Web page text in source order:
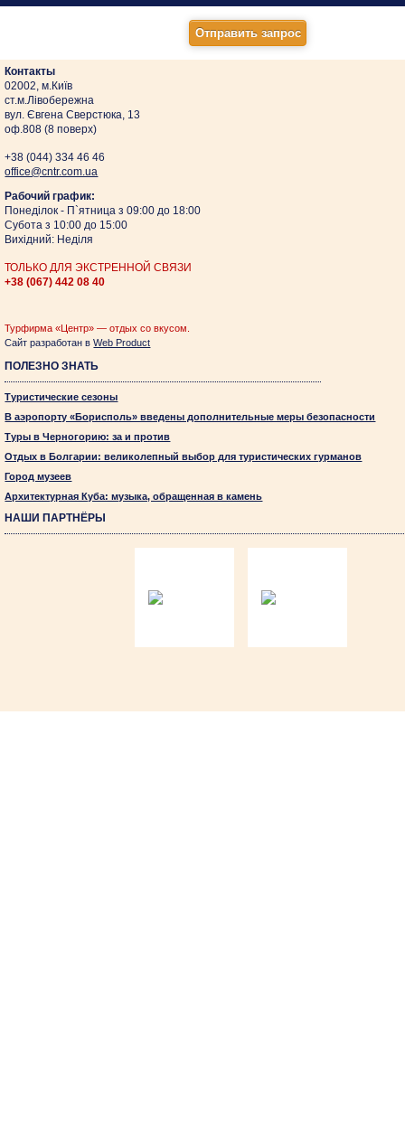
Контакты
02002, м.Київ
ст.м.Лівобережна
вул. Євгена Сверстюка, 13
оф.808 (8 поверх)
+38 (044)334 46 46
оffice@cntr.com.ua
Рабочий график:
Понеділок - П`ятница з 09:00 до 18:00
Субота з 10:00 до 15:00
Вихідний: Неділя
ТОЛЬКО ДЛЯ ЭКСТРЕННОЙ СВЯЗИ
+38 (067)442 08 40
Турфирма «Центр» — отдых со вкусом.
Сайт разработан вWeb Product
ПОЛЕЗНО ЗНАТЬ
Туристические сезоны
В аэропорту «Борисполь» введены дополнительные меры безопасности
Туры в Черногорию: за и против
Отдых в Болгарии: великолепный выбор для туристических гурманов
Город музеев
Архитектурная Куба: музыка, обращенная в камень
НАШИ ПАРТНЁРЫ